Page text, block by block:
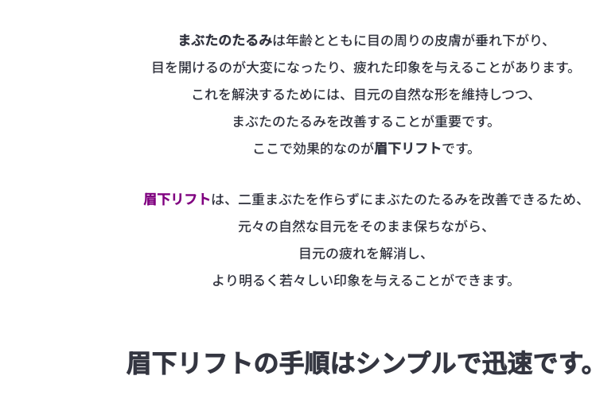
まぶたのたるみは年齢とともに目の周りの皮膚が垂れ下がり、
目を開けるのが大変になったり、疲れた印象を与えることがあります。
これを解決するためには、目元の自然な形を維持しつつ、
まぶたのたるみを改善することが重要です。
ここで効果的なのが眉下リフトです。
眉下リフトは、二重まぶたを作らずにまぶたのたるみを改善できるため、
元々の自然な目元をそのまま保ちながら、
目元の疲れを解消し、
より明るく若々しい印象を与えることができます。
眉下リフトの手順はシンプルで迅速です。